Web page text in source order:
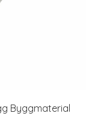
Byggmaterial